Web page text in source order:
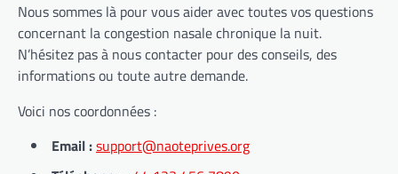
Nous sommes là pour vous aider avec toutes vos questions
concernant la congestion nasale chronique la nuit.
N’hésitez pas à nous contacter pour des conseils, des
informations ou toute autre demande.
Voici nos coordonnées :
Email :support@naoteprives.org